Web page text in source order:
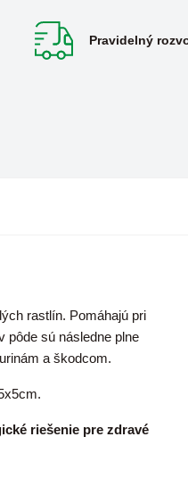
Pravidelný
rastlín. Pomáhajú pri
pôde sú následne plne
a škodcom.
riešenie pre zdravé